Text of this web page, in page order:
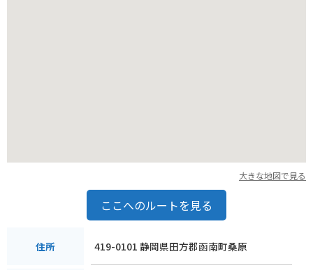
大きな地図で見る
ここへのルートを見る
住所 419-0101 静岡県田方郡函南町桑原